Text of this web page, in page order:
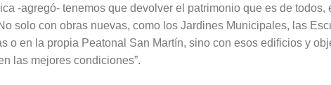
-agregó- tenemos que devolver el patrimonio que es de todos,
solo con obras nuevas, como los Jardines Municipales, las
o en la propia Peatonal San Martín, sino con esos edificios y
las mejores condiciones”.